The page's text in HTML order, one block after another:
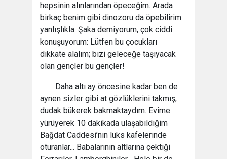
hepsinin alınlarından öpeceğim. Arada
birkaç benim gibi dinozoru da öpebilirim
yanlışlıkla. Şaka demiyorum, çok ciddi
konuşuyorum: Lütfen bu çocukları
dikkate alalım; bizi geleceğe taşıyacak
olan gençler bu gençler!
Daha altı ay öncesine kadar ben de
aynen sizler gibi at gözlüklerini takmış,
dudak bükerek bakmaktaydım. Evime
yürüyerek 10 dakikada ulaşabildiğim
Bağdat Caddesi’nin lüks kafelerinde
oturanlar... Babalarının altlarına çektiği